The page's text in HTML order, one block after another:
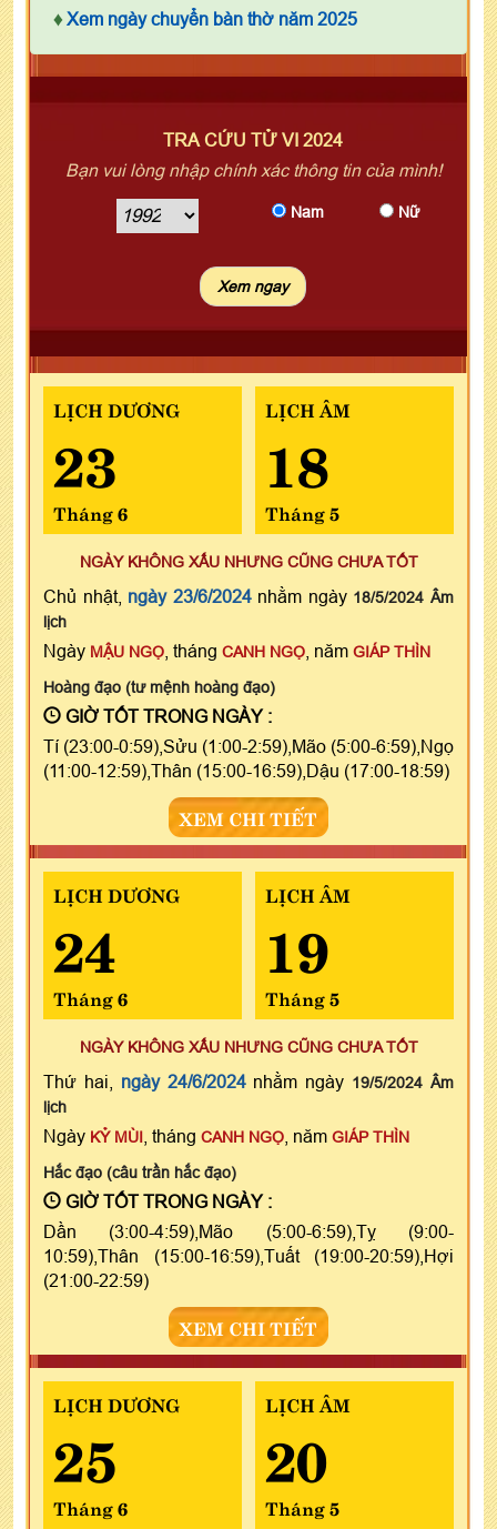
♦ Xem ngày chuyển bàn thờ năm 2025
TRA CỨU TỬ VI 2024
Bạn vui lòng nhập chính xác thông tin của mình!
Nam Nữ
LỊCH DƯƠNG
23
Tháng 6
LỊCH ÂM
18
Tháng 5
NGÀY KHÔNG XẤU NHƯNG CŨNG CHƯA TỐT
Chủ nhật, ngày 23/6/2024nhằm ngày 18/5/2024 Âm
lịch
Ngày MẬU NGỌ , tháng CANH NGỌ , năm GIÁP THÌN
Hoàng đạo (tư mệnh hoàng đạo)
GIỜ TỐT TRONG NGÀY :
Tí (23:00-0:59),Sửu (1:00-2:59),Mão (5:00-6:59),Ngọ
(11:00-12:59),Thân (15:00-16:59),Dậu (17:00-18:59)
XEM CHI TIẾT
LỊCH DƯƠNG
24
Tháng 6
LỊCH ÂM
19
Tháng 5
NGÀY KHÔNG XẤU NHƯNG CŨNG CHƯA TỐT
Thứ hai, ngày 24/6/2024nhằm ngày 19/5/2024 Âm
lịch
Ngày KỶ MÙI , tháng CANH NGỌ , năm GIÁP THÌN
Hắc đạo (câu trần hắc đạo)
GIỜ TỐT TRONG NGÀY :
Dần (3:00-4:59),Mão (5:00-6:59),Tỵ (9:00-
10:59),Thân (15:00-16:59),Tuất (19:00-20:59),Hợi
(21:00-22:59)
XEM CHI TIẾT
LỊCH DƯƠNG
25
Tháng 6
LỊCH ÂM
20
Tháng 5